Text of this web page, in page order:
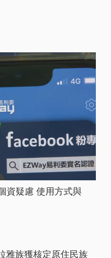
資疑慮 使用方式與
雅族獲核定原住民族